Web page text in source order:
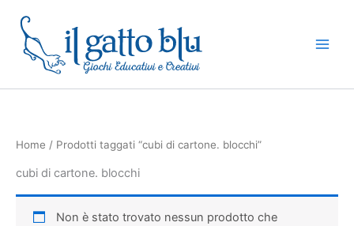
contenuto
Home / Prodotti taggati “cubi di cartone. blocchi”
cubi di cartone. blocchi
Non è stato trovato nessun prodotto che